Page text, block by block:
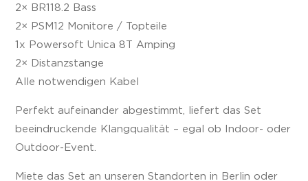
2× BR118.2 Bass
2× PSM12 Monitore / Topteile
1x Powersoft Unica 8T Amping
2× Distanzstange
Alle notwendigen Kabel
Perfekt aufeinander abgestimmt, liefert das Set
beeindruckende Klangqualität – egal ob Indoor- oder
Outdoor-Event.
Miete das Set an unseren Standorten in Berlin oder